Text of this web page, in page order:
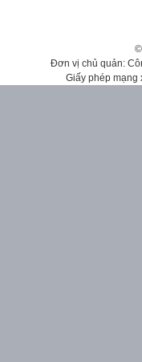
Đơn vị chủ quản:
Giấy phép mạng